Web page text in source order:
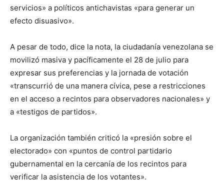
servicios» a políticos antichavistas «para generar un
efecto disuasivo».
A pesar de todo, dice la nota, la ciudadanía venezolana se
movilizó masiva y pacíficamente el 28 de julio para
expresar sus preferencias y la jornada de votación
«transcurrió de una manera cívica, pese a restricciones
en el acceso a recintos para observadores nacionales» y
a «testigos de partidos».
La organización también criticó la «presión sobre el
electorado» con «puntos de control partidario
gubernamental en la cercanía de los recintos para
verificar la asistencia de los votantes».